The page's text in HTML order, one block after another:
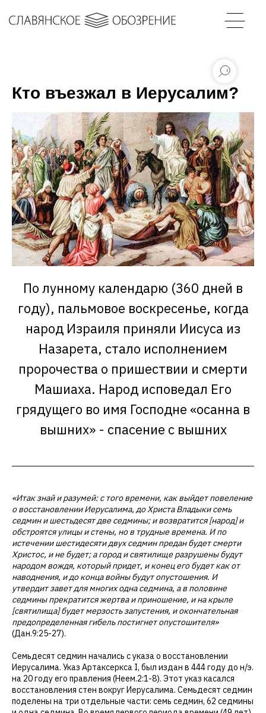
Кто въезжал в Иерусалим?
По лунному календарю (360 дней в
году), пальмовое воскресенье, когда
народ Израиля приняли Иисуса из
Назарета, стало исполнением
пророчества о пришествии и смерти
Машиаха. Народ исповедал Его
грядущего во имя Господне «осанна в
вышних» - спасение с вышних
«Итак знай и разумей: с того времени, как выйдет повеление
о восстановлении Иерусалима, до Христа Владыки семь
седмин и шестьдесят две седмины; и возвратится [народ] и
обстроятся улицы и стены, но в трудные времена. И по
истечении шестидесяти двух седмин предан будет смерти
Христос, и не будет; а город и святилище разрушены будут
народом вождя, который придет, и конец его будет как от
наводнения, и до конца войны будут опустошения. И
утвердит завет для многих одна седмина, а в половине
седмины прекратится жертва и приношение, и на крыле
[святилища] будет мерзость запустения, и окончательная
предопределенная гибель постигнет опустошителя»
(Дан.9:25-27).
Семьдесят седмин начались с указа о восстановлении
Иерусалима. Указ Артаксеркса I, был издан в 444 году до н/э.
на 20 году его правления (Неем.2:1-8). Этот указ касался
восстановления стен вокруг Иерусалима. Семьдесят седмин
поделены на три отдельные части: семь седмин, 62 седмины